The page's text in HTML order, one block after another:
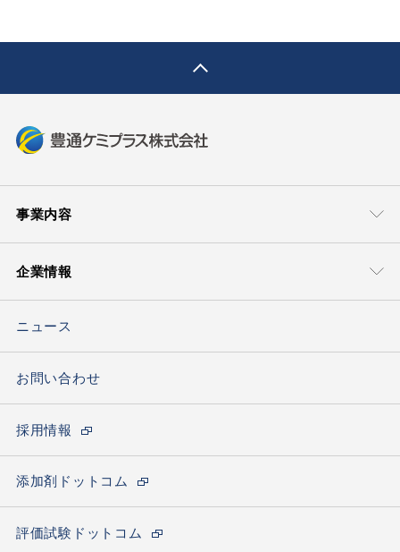
事業内容
ライフマテリアル
ケミカルソリューション本部
エレクトロニクス
技術ソリューション
企業情報
会社概要
カーボンニュートラルへの取り組み
拠点一覧(アクセス)
ニュース
お問い合わせ
採用情報
添加剤ドットコム
評価試験ドットコム